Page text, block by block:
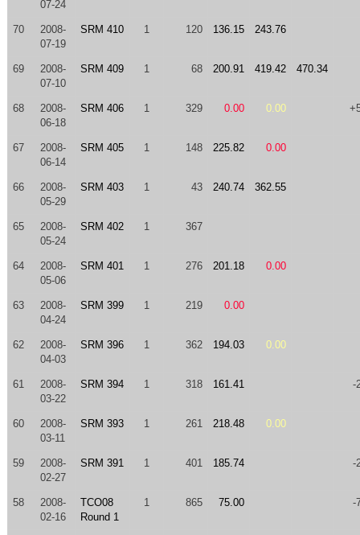
07-24
70
2008-
07-19
SRM 410 1 120 136.15 243.76
69
2008-
07-10
SRM 409 1 68 200.91 419.42 470.34
68
2008-
06-18
SRM 406 1 329 0.00 0.00
67
2008-
06-14
SRM 405 1 148 225.82 0.00
66
2008-
05-29
SRM 403 1 43 240.74 362.55
65
2008-
05-24
SRM 402 1 367
64
2008-
05-06
SRM 401 1 276 201.18 0.00
63
2008-
04-24
SRM 399 1 219 0.00
62
2008-
04-03
SRM 396 1 362 194.03 0.00
61
2008-
03-22
SRM 394 1 318 161.41 -
60
2008-
03-11
SRM 393 1 261 218.48 0.00
59
2008-
02-27
SRM 391 1 401 185.74 -
58
2008-
02-16
TCO08
Round 1
1 865 75.00 -